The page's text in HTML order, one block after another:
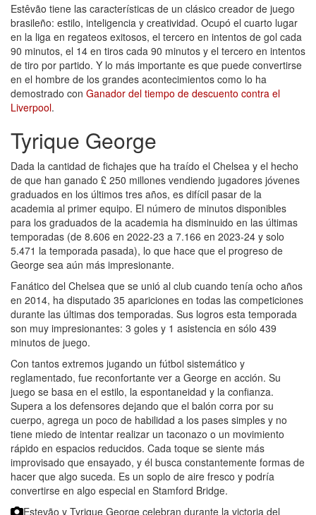
Estêvão tiene las características de un clásico creador de juego
brasileño: estilo, inteligencia y creatividad. Ocupó el cuarto lugar
en la liga en regateos exitosos, el tercero en intentos de gol cada
90 minutos, el 14 en tiros cada 90 minutos y el tercero en intentos
de tiro por partido. Y lo más importante es que puede convertirse
en el hombre de los grandes acontecimientos como lo ha
demostrado con Ganador del tiempo de descuento contra el
Liverpool.
Tyrique George
Dada la cantidad de fichajes que ha traído el Chelsea y el hecho
de que han ganado £ 250 millones vendiendo jugadores jóvenes
graduados en los últimos tres años, es difícil pasar de la
academia al primer equipo. El número de minutos disponibles
para los graduados de la academia ha disminuido en las últimas
temporadas (de 8.606 en 2022-23 a 7.166 en 2023-24 y solo
5.471 la temporada pasada), lo que hace que el progreso de
George sea aún más impresionante.
Fanático del Chelsea que se unió al club cuando tenía ocho años
en 2014, ha disputado 35 apariciones en todas las competiciones
durante las últimas dos temporadas. Sus logros esta temporada
son muy impresionantes: 3 goles y 1 asistencia en sólo 439
minutos de juego.
Con tantos extremos jugando un fútbol sistemático y
reglamentado, fue reconfortante ver a George en acción. Su
juego se basa en el estilo, la espontaneidad y la confianza.
Supera a los defensores dejando que el balón corra por su
cuerpo, agrega un poco de habilidad a los pases simples y no
tiene miedo de intentar realizar un taconazo o un movimiento
rápido en espacios reducidos. Cada toque se siente más
improvisado que ensayado, y él busca constantemente formas de
hacer que algo suceda. Es un soplo de aire fresco y podría
convertirse en algo especial en Stamford Bridge.
Estevão y Tyrique George celebran durante la victoria del